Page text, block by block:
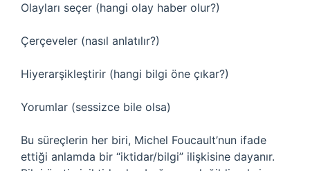
Olayları seçer (hangi olay haber olur?)
Çerçeveler (nasıl anlatılır?)
Hiyerarşikleştirir (hangi bilgi öne çıkar?)
Yorumlar (sessizce bile olsa)
Bu süreçlerin her biri, Michel Foucault’nun ifade
ettiği anlamda bir “iktidar/bilgi” ilişkisine dayanır.